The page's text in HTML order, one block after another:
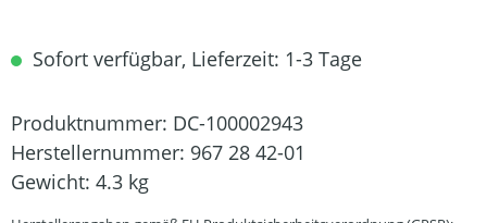
Sofort verfügbar, Lieferzeit: 1-3 Tage
Produktnummer: DC-100002943
Herstellernummer: 967 28 42-01
Gewicht: 4.3 kg